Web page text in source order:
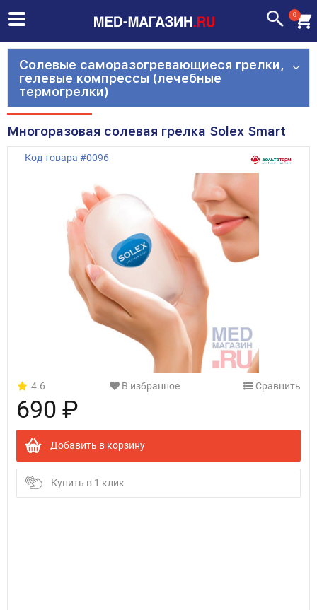
0
Солевые саморазогревающиеся грелки,
гелевые компрессы (лечебные
термогрелки)
Многоразовая солевая грелка Solex Smart
Код товара #0096
4.6 В избранное Сравнить
690 ₽
Добавить в корзину
Купить в 1 клик